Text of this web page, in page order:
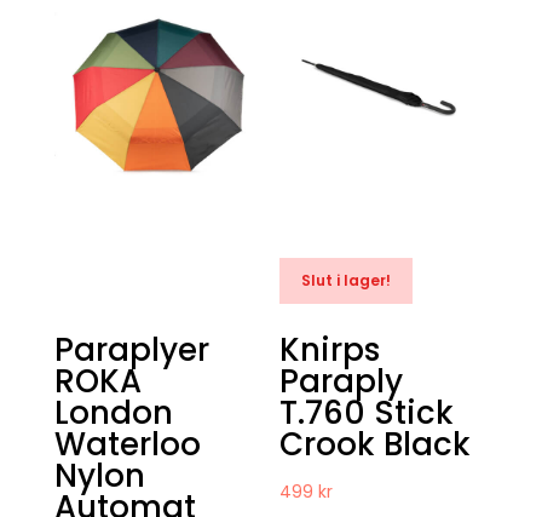
Paraplyer
ROKA
London
Waterloo
Nylon
Automat
Slut i lager!
Knirps
Paraply
T.760 Stick
Crook Black
499kr